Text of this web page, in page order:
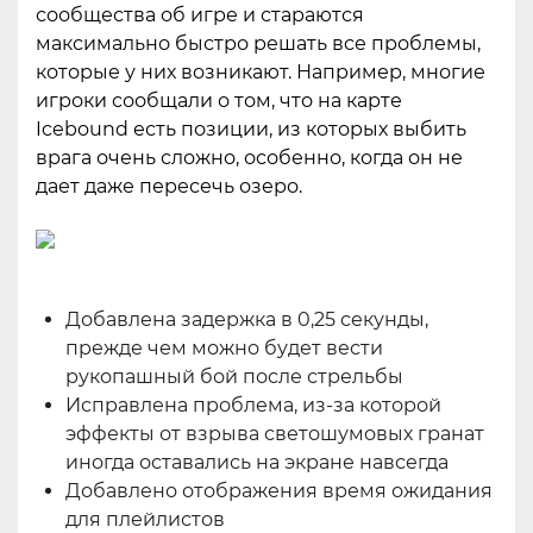
сообщества об игре и стараются
максимально быстро решать все проблемы,
которые у них возникают. Например, многие
игроки сообщали о том, что на карте
Icebound есть позиции, из которых выбить
врага очень сложно, особенно, когда он не
дает даже пересечь озеро.
Добавлена ​​задержка в 0,25 секунды,
прежде чем можно будет вести
рукопашный бой после стрельбы
Исправлена ​​проблема, из-за которой
эффекты от взрыва светошумовых гранат
иногда оставались на экране навсегда
Добавлено отображения время ожидания
для плейлистов